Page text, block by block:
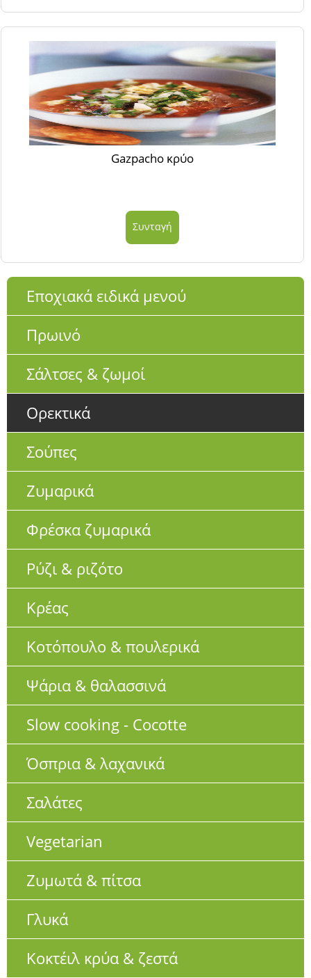
Gazpacho κρύο
Συνταγή
Εποχιακά ειδικά μενού
Πρωινό
Σάλτσες & ζωμοί
Ορεκτικά
Σούπες
Ζυμαρικά
Φρέσκα ζυμαρικά
Ρύζι & ριζότο
Κρέας
Κοτόπουλο & πουλερικά
Ψάρια & θαλασσινά
Slow cooking - Cocotte
Όσπρια & λαχανικά
Σαλάτες
Vegetarian
Ζυμωτά & πίτσα
Γλυκά
Κοκτέιλ κρύα & ζεστά